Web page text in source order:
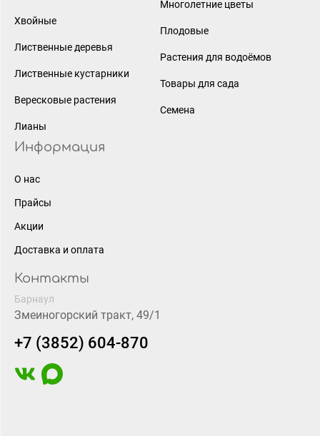
Хвойные
Лиственные деревья
Лиственные кустарники
Вересковые растения
Лианы
Многолетние цветы
Плодовые
Растения для водоёмов
Товары для сада
Семена
Информация
О нас
Прайсы
Акции
Доставка и оплата
Контакты
Барнаул
Змеиногорский тракт, 49/1
+7 (3852) 604-870